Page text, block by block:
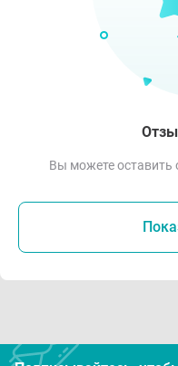
Вы можете оставить